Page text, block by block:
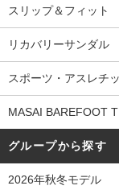
スリップ＆フィット
リカバリーサンダル
スポーツ・アスレチ
MASAI BAREFOOT
グループから探す
2026年秋冬モデル